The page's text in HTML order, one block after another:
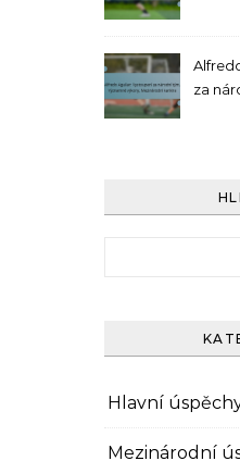
za
Hlavní
Mezinárodní